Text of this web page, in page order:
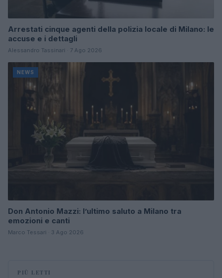
Arrestati cinque agenti della polizia locale di Milano: le
accuse e i dettagli
Alessandro Tassinari · 7 Ago 2026
NEWS
Don Antonio Mazzi: l’ultimo saluto a Milano tra
emozioni e canti
Marco Tessari · 3 Ago 2026
PIÙ LETTI